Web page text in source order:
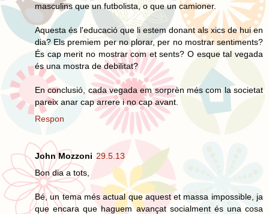
masculins que un futbolista, o que un camioner.
Aquesta és l'educació que li estem donant als xics de hui en
dia? Els premiem per no plorar, per no mostrar sentiments?
És cap merit no mostrar com et sents? O esque tal vegada
és una mostra de debilitat?
En conclusió, cada vegada em sorprèn més com la societat
pareix anar cap arrere i no cap avant.
Respon
John Mozzoni 29.5.13
Bon dia a tots,
Bé, un tema més actual que aquest et massa impossible, ja
que encara que haguem avançat socialment és una cosa